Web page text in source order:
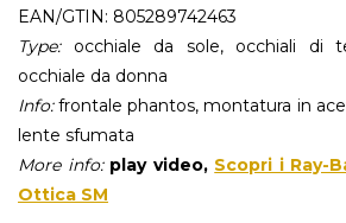
EAN/GTIN: 805289742463
Type:occhiale da sole, occhiali di
occhiale da donna
Info:frontale phantos, montatura in
lente sfumata
More info:play video, Scopri i Ray-
Ottica SM